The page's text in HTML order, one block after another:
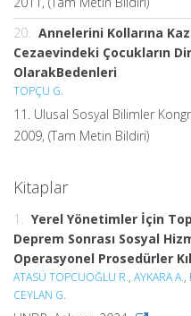
20. Annelerini Kollarına
Cezaevindeki Çocukların
OlarakBedenleri
TOPÇU G.
11. Ulusal Sosyal Bilimler
2009, (Tam Metin Bildiri)
Kitaplar
1. Yerel Yönetimler İçin
Deprem Sonrası Sosyal
Operasyonel Prosedürler
ATASÜ TOPCUOĞLU R., AYKARA A.,
CEYLAN G.